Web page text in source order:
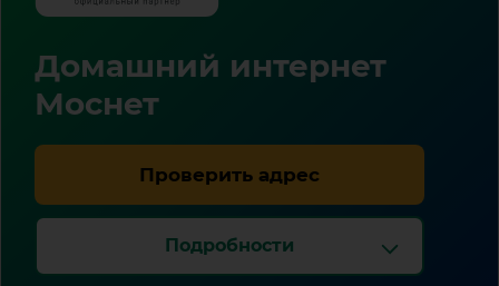
Домашний интернет
Моснет
Проверить адрес
Подробности